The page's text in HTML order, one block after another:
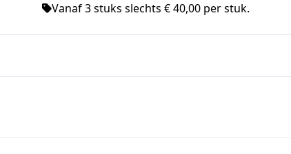
Vanaf 3 stuks slechts € 40,00 per stuk.